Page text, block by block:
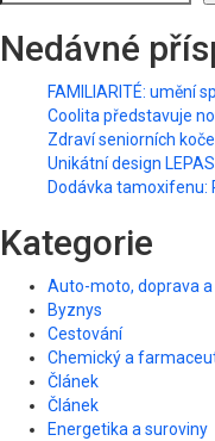
Nedávné
FAMILIARITÉ: umění
Coolita představuje
Zdraví seniorních
Unikátní design
Dodávka tamoxifenu:
Kategorie
Auto-moto, doprava
Byznys
Cestování
Chemický a
Článek
Článek
Energetika a suroviny